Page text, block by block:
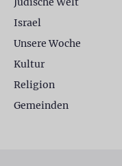
Israel
Unsere Woche
Kultur
Religion
Gemeinden